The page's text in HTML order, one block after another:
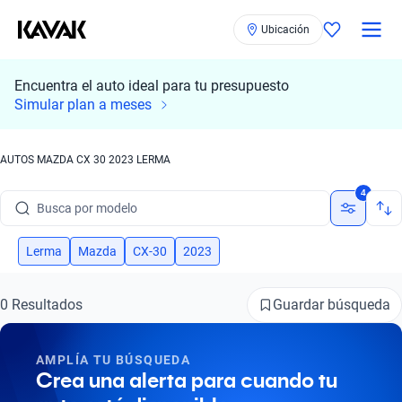
Ubicación
Encuentra el auto ideal para tu presupuesto
Simular plan a meses
AUTOS MAZDA CX 30 2023 LERMA
Busca por modelo
Busca por versión
Busca por marca
Busca por modelo
4
Lerma Mazda CX-30 2023
0 Resultados Guardar búsqueda
AMPLÍA TU BÚSQUEDA
Crea una alerta para cuando tu